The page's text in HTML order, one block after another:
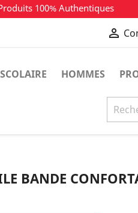
100% Authentiques

HOMMES
BANDE